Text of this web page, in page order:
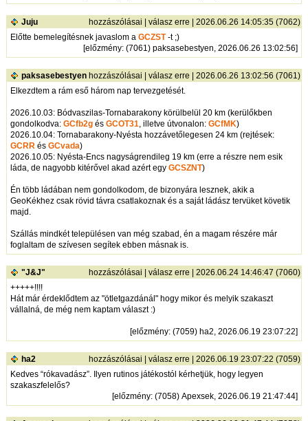
Juju hozzászólásai |válasz erre | 2026.06.26 14:05:35 (7062)
Előtte bemelegítésnek javaslom aGCZST-t ;)
[előzmény: (7061) paksasebestyen, 2026.06.26 13:02:56]
paksasebestyen hozzászólásai |válasz erre | 2026.06.26 13:02:56 (7061)
Elkezdtem a rám eső három nap tervezgetését.
2026.10.03: Bódvaszilas-Tornabarakony körülbelül 20 km (kerülőkben
gondolkodva:GCfb2g ésGCOT31 , illetve útvonalon:GCfMK)
2026.10.04: Tornabarakony-Nyésta hozzávetőlegesen 24 km (rejtések:
GCRR ésGCvada)
2026.10.05: Nyésta-Encs nagyságrendileg 19 km (erre a részre nem esik
láda, de nagyobb kitérővel akad azért egyGCSZNT)
Én több ládában nem gondolkodom, de bizonyára lesznek, akik a
GeoKékhez csak rövid távra csatlakoznak és a saját ládász tervüket követik
majd.
Szállás mindkét településen van még szabad, én a magam részére már
foglaltam de szívesen segítek ebben másnak is.
"J&J" hozzászólásai |válasz erre | 2026.06.24 14:46:47 (7060)
+++++!!!!
Hát már érdeklődtem az "ötletgazdánál" hogy mikor és melyik szakaszt
vállalná, de még nem kaptam választ :)
[előzmény: (7059) ha2, 2026.06.19 23:07:22]
ha2 hozzászólásai |válasz erre | 2026.06.19 23:07:22 (7059)
Kedves “rókavadász”. Ilyen rutinos játékostól kérhetjük, hogy legyen
szakaszfelelős?
[előzmény: (7058) Apexsek, 2026.06.19 21:47:44]